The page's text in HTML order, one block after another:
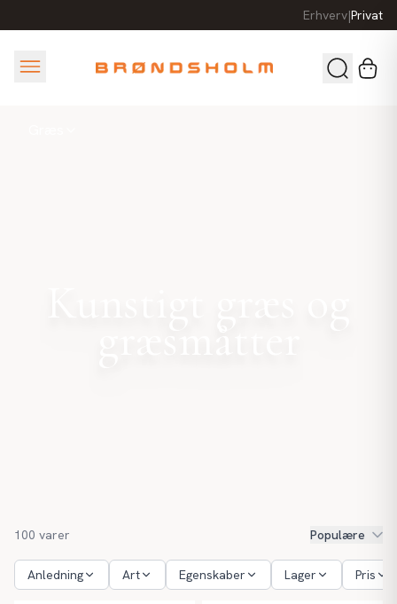
Erhverv|Privat
100 varer Populære
Anledning Art Egenskaber Lager Pris